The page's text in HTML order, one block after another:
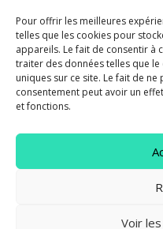
Pour offrir les meilleures
telles que les cookies pour
appareils. Le fait de consentir à
traiter des données telles que
uniques sur ce site. Le fait de
consentement peut avoir un
et fonctions.
Voir
Politique de confidentialité
CGV
Sitemap